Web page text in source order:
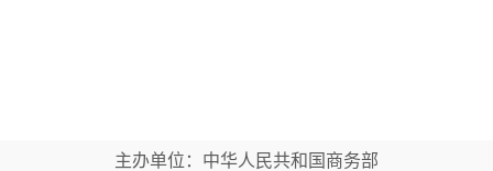
主办单位：中华人民共和国商务部